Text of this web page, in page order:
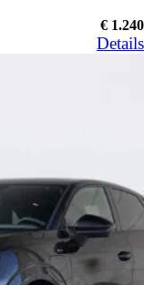
€ 1.240
Details